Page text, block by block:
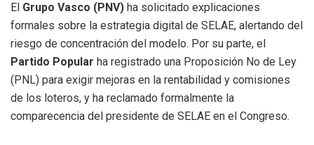
El Grupo Vasco (PNV) ha solicitado explicaciones
formales sobre la estrategia digital de SELAE, alertando del
riesgo de concentración del modelo. Por su parte, el
Partido Popular ha registrado una Proposición No de Ley
(PNL) para exigir mejoras en la rentabilidad y comisiones
de los loteros, y ha reclamado formalmente la
comparecencia del presidente de SELAE en el Congreso.